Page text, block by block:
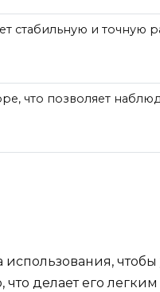
стабильную и точную
что позволяет
использования,
делает его